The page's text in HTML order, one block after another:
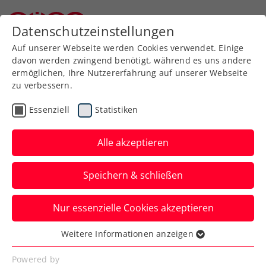
AllgemeineKlasse
Jugend
SeniorInnen
Meisterschaft wählen
Datenschutzeinstellungen
Auf unserer Webseite werden Cookies verwendet. Einige
davon werden zwingend benötigt, während es uns andere
ermöglichen, Ihre Nutzererfahrung auf unserer Webseite
zu verbessern.
Essenziell Statistiken
Alle akzeptieren
Speichern & schließen
Nur essenzielle Cookies akzeptieren
Essenziell
Essenzielle Cookies werden für grundlegende
Weitere Informationen anzeigen
Powered by